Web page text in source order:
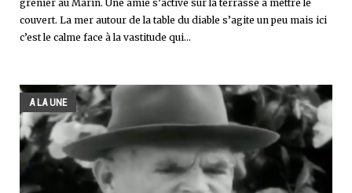
grenier au Marin. Une amie s’active sur la terrasse à mettre le
couvert. La mer autour de la table du diable s’agite un peu mais ici
c’est le calme face à la vastitude qui...
A LA UNE